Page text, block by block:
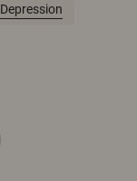
Depression